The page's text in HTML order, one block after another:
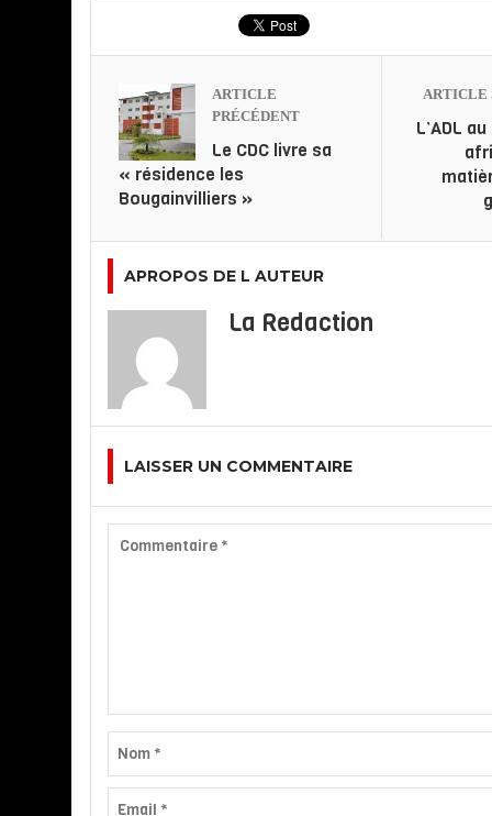
ARTICLE
PRÉCÉDENT
Le CDC livre sa
« résidence les
Bougainvilliers »
ARTICLE
L’ADL
APROPOS DE L AUTEUR
La Redaction
LAISSER UN COMMENTAIRE